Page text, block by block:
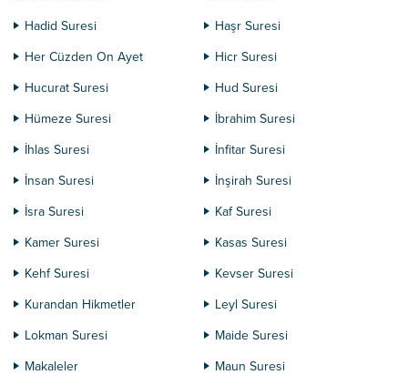
Hadid Suresi
Haşr Suresi
Her Cüzden On Ayet
Hicr Suresi
Hucurat Suresi
Hud Suresi
Hümeze Suresi
İbrahim Suresi
İhlas Suresi
İnfitar Suresi
İnsan Suresi
İnşirah Suresi
İsra Suresi
Kaf Suresi
Kamer Suresi
Kasas Suresi
Kehf Suresi
Kevser Suresi
Kurandan Hikmetler
Leyl Suresi
Lokman Suresi
Maide Suresi
Makaleler
Maun Suresi